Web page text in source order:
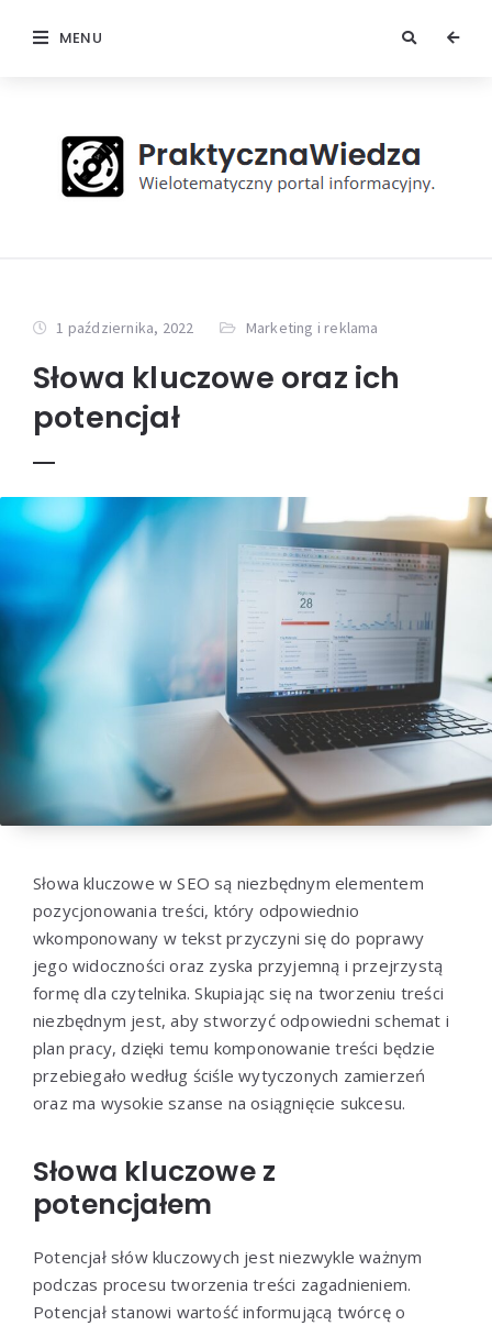
MENU
1 października, 2022 Marketing i reklama
Słowa kluczowe oraz ich
potencjał
Słowa kluczowe w SEO są niezbędnym elementem
pozycjonowania treści, który odpowiednio
wkomponowany w tekst przyczyni się do poprawy
jego widoczności oraz zyska przyjemną i przejrzystą
formę dla czytelnika. Skupiając się na tworzeniu treści
niezbędnym jest, aby stworzyć odpowiedni schemat i
plan pracy, dzięki temu komponowanie treści będzie
przebiegało według ściśle wytyczonych zamierzeń
oraz ma wysokie szanse na osiągnięcie sukcesu.
Słowa kluczowe z
potencjałem
Potencjał słów kluczowych jest niezwykle ważnym
podczas procesu tworzenia treści zagadnieniem.
Potencjał stanowi wartość informującą twórcę o